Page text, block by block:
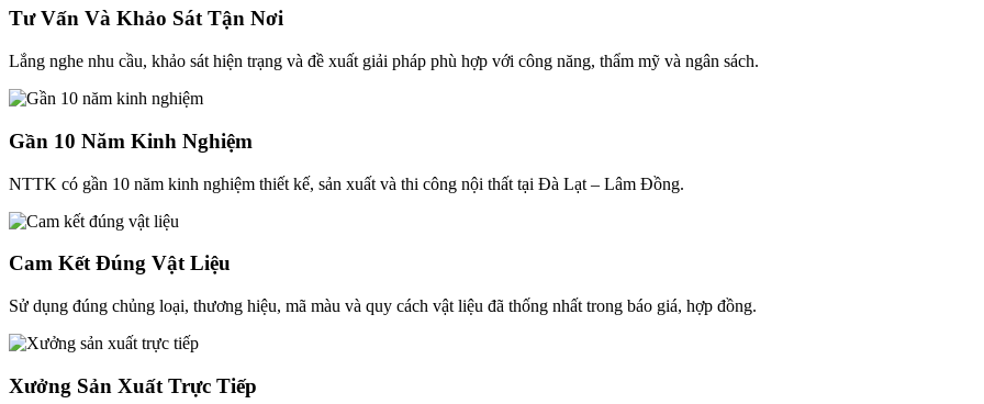
Tư Vấn Và Khảo Sát Tận Nơi
Lắng nghe nhu cầu, khảo sát hiện trạng và đề xuất giải pháp phù hợp với công năng, thẩm mỹ và ngân sách.
Gần 10 Năm Kinh Nghiệm
NTTK có gần 10 năm kinh nghiệm thiết kế, sản xuất và thi công nội thất tại Đà Lạt – Lâm Đồng.
Cam Kết Đúng Vật Liệu
Sử dụng đúng chủng loại, thương hiệu, mã màu và quy cách vật liệu đã thống nhất trong báo giá, hợp đồng.
Xưởng Sản Xuất Trực Tiếp